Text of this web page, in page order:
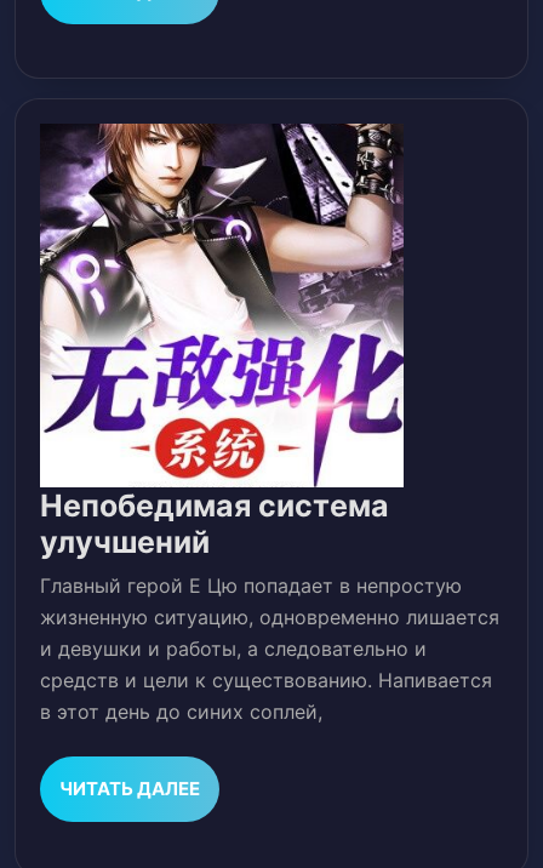
ДАЛЕЕ
Непобедимая система
улучшений
система
улучшений
Главный герой Е Цю попадает в непростую
жизненную ситуацию, одновременно лишается
и девушки и работы, а следовательно и
средств и цели к существованию. Напивается
в этот день до синих соплей,
ЧИТАТЬ ДАЛЕЕЧИТАТЬ
ДАЛЕЕ